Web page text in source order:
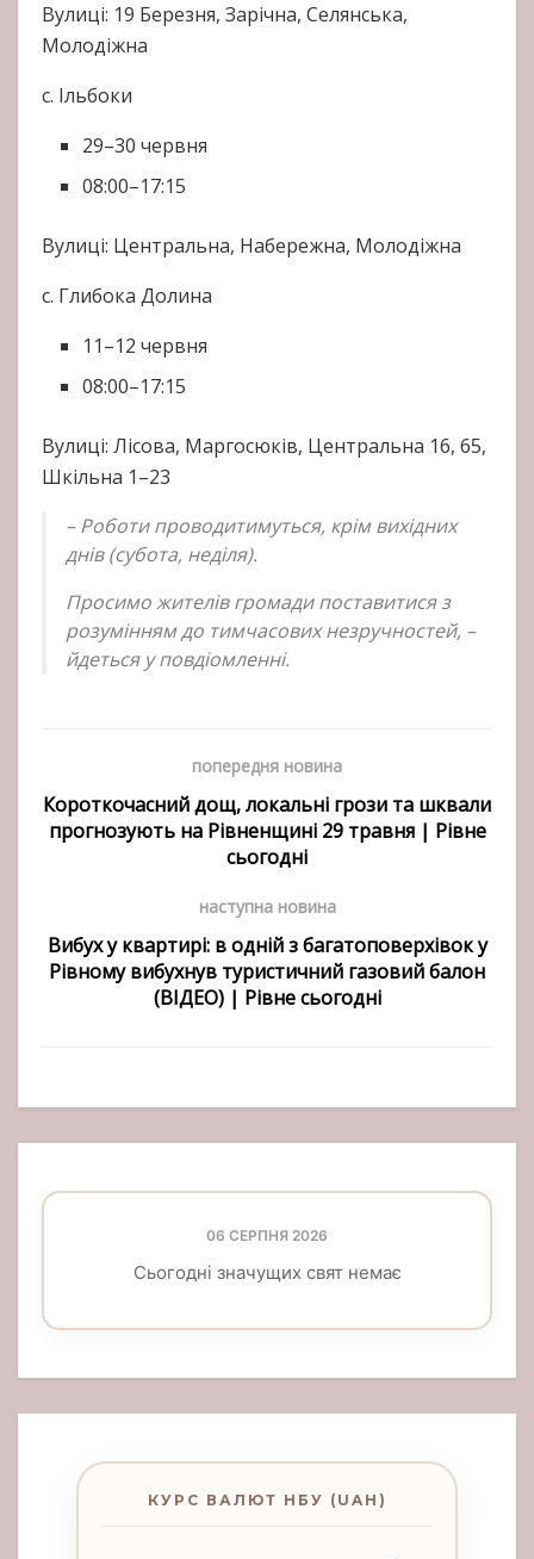
Вулиці: 19 Березня, Зарічна, Селянська,
Молодіжна
с. Ільбоки
29–30 червня
08:00–17:15
Вулиці: Центральна, Набережна, Молодіжна
с. Глибока Долина
11–12 червня
08:00–17:15
Вулиці: Лісова, Маргосюків, Центральна 16, 65,
Шкільна 1–23
– Роботи проводитимуться, крім вихідних
днів (субота, неділя).
Просимо жителів громади поставитися з
розумінням до тимчасових незручностей, –
йдеться у повдіомленні.
попередня новина
Короткочасний дощ, локальні грози та шквали
прогнозують на Рівненщині 29 травня | Рівне
сьогодні
наступна новина
Вибух у квартирі: в одній з багатоповерхівок у
Рівному вибухнув туристичний газовий балон
(ВІДЕО) | Рівне сьогодні
06 СЕРПНЯ 2026
Сьогодні значущих свят немає
КУРС ВАЛЮТ НБУ (UAH)